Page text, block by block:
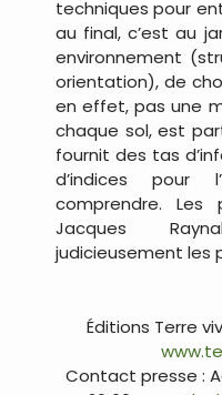
techniques pour
au final, c’est au
environnement
orientation), de
en effet, pas une
chaque sol, est
fournit des tas
d’indices pour
comprendre. Les
Jacques
judicieusement les
Éditions Terre
Contact presse :